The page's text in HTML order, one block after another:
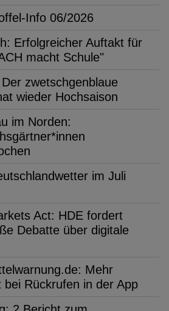
Info 06/2026
Erfolgreicher Auftakt für
macht Schule"
zwetschgenblaue
wieder Hochsaison
im Norden:
im Juli
Act: HDE fordert
Debatte über digitale
Mehr
bei Rückrufen in der App